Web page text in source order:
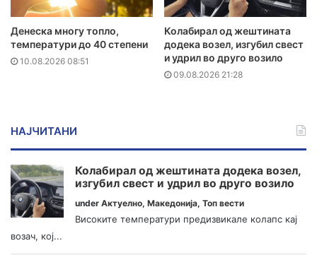
Денеска многу топло,
температури до 40 степени
10.08.2026 08:51
Колабирал од жештината
додека возел, изгубил свест
и удрил во друго возило
09.08.2026 21:28
НАЈЧИТАНИ
Колабирал од жештината додека возел,
изгубил свест и удрил во друго возило
under Актуелно, Македонија, Топ вести
Високите температури предизвикале колапс кај
возач, кој...